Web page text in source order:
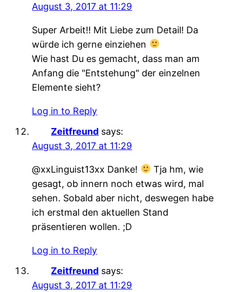
August 3, 2017 at 11:29
Super Arbeit!! Mit Liebe zum Detail! Da
würde ich gerne einziehen
Wie hast Du es gemacht, dass man am
Anfang die "Entstehung" der einzelnen
Elemente sieht?
Log in to Reply
Zeitfreund says:
August 3, 2017 at 11:29
@xxLinguist13xx Danke!
Tja hm, wie
gesagt, ob innern noch etwas wird, mal
sehen. Sobald aber nicht, deswegen habe
ich erstmal den aktuellen Stand
präsentieren wollen. ;D
Log in to Reply
Zeitfreund says:
August 3, 2017 at 11:29